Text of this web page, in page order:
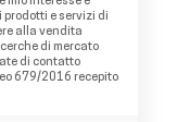
e servizi di
alla vendita
di mercato
di contatto
679/2016 recepito